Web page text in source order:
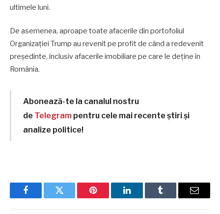
ultimele luni.
De asemenea, aproape toate afacerile din portofoliul
Organizației Trump au revenit pe profit de când a redevenit
președinte, inclusiv afacerile imobiliare pe care le deține în
România.
Abonează-te la canalul nostru
de Telegram pentru cele mai recente știri și
analize politice!
FacebookTwitter Pinterest LinkedInTumblr Email